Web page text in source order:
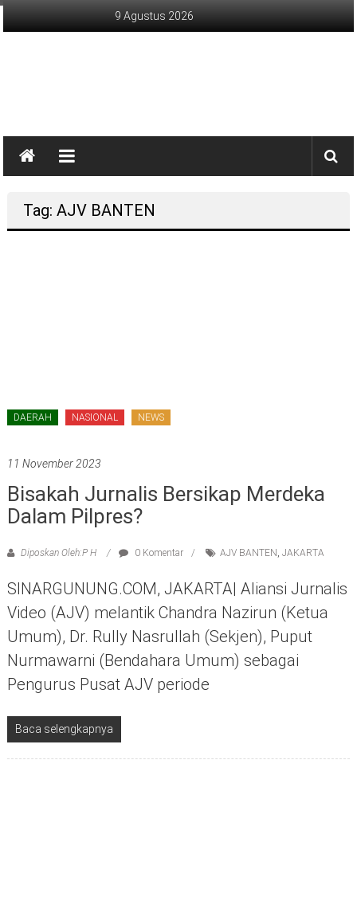
Lompat
9 Agustus 2026
jujur
terpercaya
Tag: AJV BANTEN
DAERAH NASIONAL NEWS
11 November 2023
Bisakah Jurnalis Bersikap Merdeka
Dalam Pilpres?
Diposkan Oleh:P H 0 Komentar AJV BANTEN JAKARTA
SINARGUNUNG.COM, JAKARTA| Aliansi Jurnalis
Video (AJV) melantik Chandra Nazirun (Ketua
Umum), Dr. Rully Nasrullah (Sekjen), Puput
Nurmawarni (Bendahara Umum) sebagai
Pengurus Pusat AJV periode
Baca selengkapnya